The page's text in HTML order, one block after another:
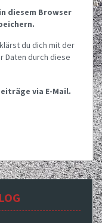
diesem Browser
du dich mit der
Daten durch diese
via E-Mail.